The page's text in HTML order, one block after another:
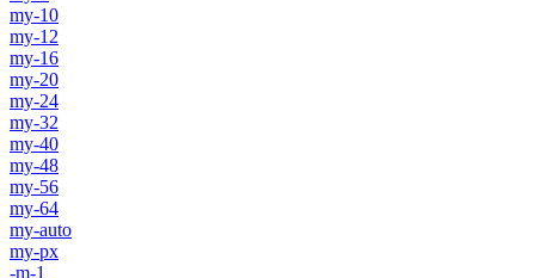
my-10
my-12
my-16
my-20
my-24
my-32
my-40
my-48
my-56
my-64
my-auto
my-px
-m-1